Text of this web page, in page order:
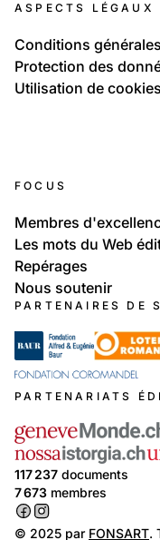
ASPECTS LÉGAUX
Conditions générales
Protection des
Utilisation de cookies
FOCUS
Membres
Les mots du Web
Repérages
Nous soutenir
PARTENAIRES DE
PARTENARIATS
117 237 documents
7 673 membres
© 2025 par FONSART.